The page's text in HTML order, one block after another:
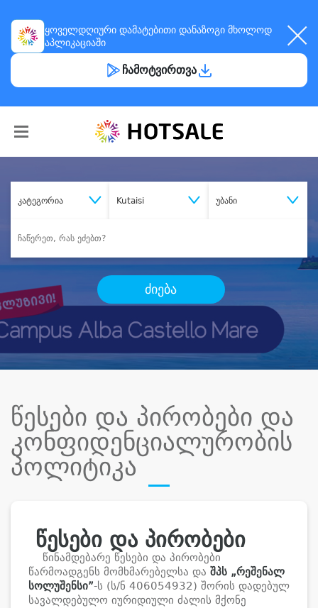
ყოველდღიური დამატებითი დანაზოგი მხოლოდ
აპლიკაციაში
ჩამოტვირთვა
კატეგორია Kutaisi უბანი
ძიება
წესები და პირობები და
კონფიდენციალურობის
პოლიტიკა
წესები და პირობები
წინამდებარე წესები და პირობები
წარმოადგენს მომხმარებელსა და შპს „რეშენალ
სოლუშენსი”-ს (ს/ნ 406054932) შორის დადებულ
სავალდებულო იურიდიული ძალის მქონე